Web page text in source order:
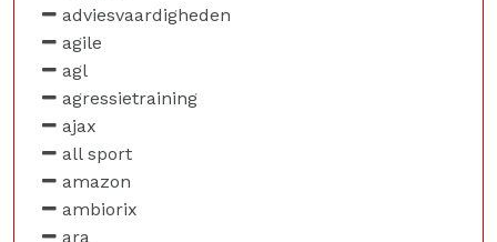
adviesvaardigheden
agile
agl
agressietraining
ajax
all sport
amazon
ambiorix
ara